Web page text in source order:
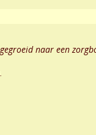
naar een